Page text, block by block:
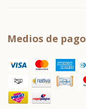
Medios de pago